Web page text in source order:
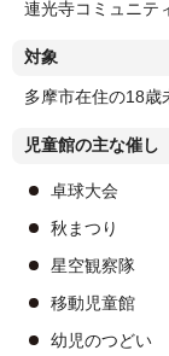
連光寺コミュニテ
対象
多摩市在住の18歳
児童館の主な催し
卓球大会
秋まつり
星空観察隊
移動児童館
幼児のつどい